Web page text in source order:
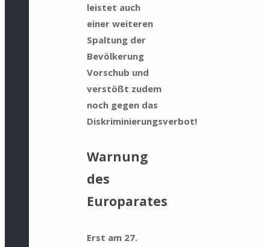
leistet auch
einer weiteren
Spaltung der
Bevölkerung
Vorschub und
verstößt zudem
noch gegen das
Diskriminierungsverbot!
Warnung
des
Europarates
Erst am 27.